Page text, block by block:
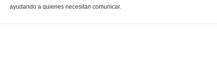
ayudando a quienes necesitan comunicar.